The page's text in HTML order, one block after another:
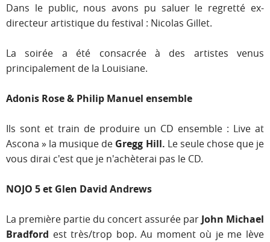
Dans le public, nous avons pu saluer le regretté ex-
directeur artistique du festival : Nicolas Gillet.
La soirée a été consacrée à des artistes venus
principalement de la Louisiane.
Adonis Rose & Philip Manuel ensemble
Ils sont et train de produire un CD ensemble : Live at
Ascona » la musique de Gregg Hill. Le seule chose que je
vous dirai c'est que je n'achèterai pas le CD.
NOJO 5 et Glen David Andrews
La première partie du concert assurée par John Michael
Bradford est très/trop bop. Au moment où je me lève